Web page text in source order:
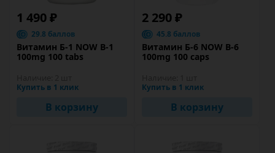
1 490 ₽
29.8 баллов
Витамин Б-1 NOW B-1
100mg 100 tabs
Купить в 1 клик
В корзину
2 290 ₽
45.8 баллов
Витамин Б-6 NOW B-6
100mg 100 caps
Купить в 1 клик
В корзину